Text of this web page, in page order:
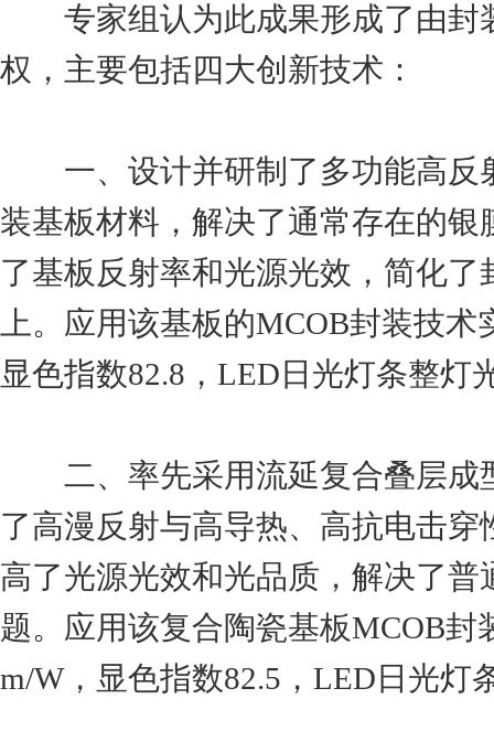
专家组认为此成果形成了由封
权，主要包括四大创新技术：
一、设计并研制了多功能高反
装基板材料，解决了通常存在的
了基板反射率和光源光效，简化
上。应用该基板的MCOB封装技
显色指数82.8，LED日光灯条整灯
二、率先采用流延复合叠层成
了高漫反射与高导热、高抗电击
高了光源光效和光品质，解决了
题。应用该复合陶瓷基板MCOB
m/W，显色指数82.5，LED日光灯